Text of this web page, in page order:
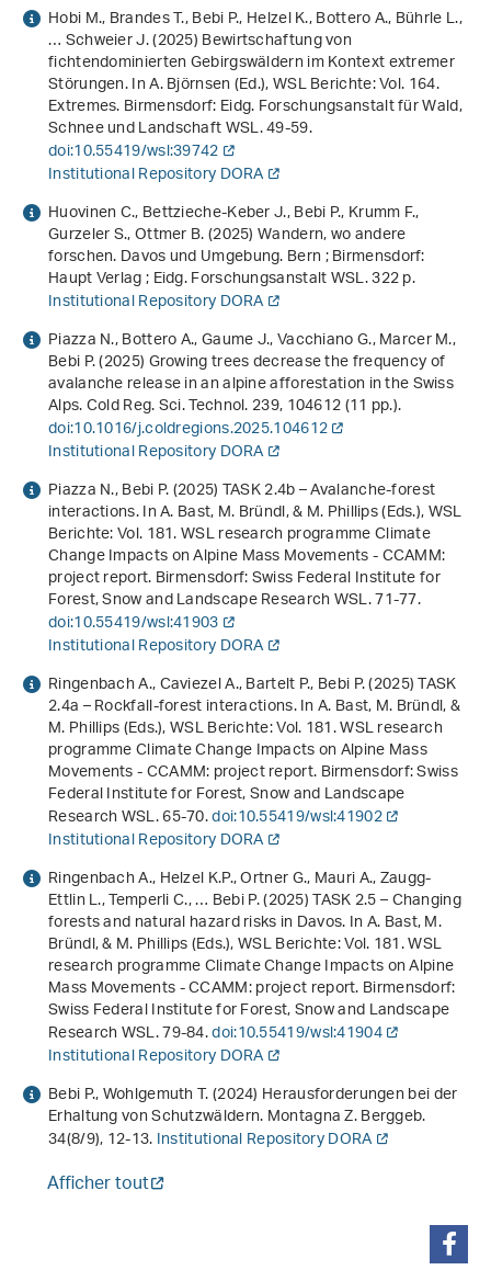
Hobi M., Brandes T., Bebi P., Helzel K., Bottero A., Bührle L.,
… Schweier J. (2025)Bewirtschaftung von
fichtendominierten Gebirgswäldern im Kontext extremer
Störungen. In A. Björnsen (Ed.),WSL Berichte: Vol. 164.
Extremes. Birmensdorf: Eidg. Forschungsanstalt für Wald,
Schnee und Landschaft WSL. 49-59.
doi:10.55419/wsl:39742
Institutional Repository DORA
Huovinen C., Bettzieche-Keber J., Bebi P., Krumm F.,
Gurzeler S., Ottmer B. (2025)Wandern, wo andere
forschen. Davos und Umgebung. Bern ; Birmensdorf:
Haupt Verlag ; Eidg. Forschungsanstalt WSL. 322 p.
Institutional Repository DORA
Piazza N., Bottero A., Gaume J., Vacchiano G., Marcer M.,
Bebi P. (2025) Growing trees decrease the frequency of
avalanche release in an alpine afforestation in the Swiss
Alps. Cold Reg. Sci. Technol.239, 104612 (11 pp.).
doi:10.1016/j.coldregions.2025.104612
Institutional Repository DORA
Piazza N., Bebi P. (2025) TASK 2.4b – Avalanche-forest
interactions. In A. Bast, M. Bründl, & M. Phillips (Eds.),WSL
Berichte: Vol. 181.WSL research programme Climate
Change Impacts on Alpine Mass Movements - CCAMM:
project report. Birmensdorf: Swiss Federal Institute for
Forest, Snow and Landscape Research WSL. 71-77.
doi:10.55419/wsl:41903
Institutional Repository DORA
Ringenbach A., Caviezel A., Bartelt P., Bebi P. (2025) TASK
2.4a – Rockfall-forest interactions. In A. Bast, M. Bründl, &
M. Phillips (Eds.),WSL Berichte: Vol. 181.WSL research
programme Climate Change Impacts on Alpine Mass
Movements - CCAMM: project report. Birmensdorf: Swiss
Federal Institute for Forest, Snow and Landscape
Research WSL. 65-70.doi:10.55419/wsl:41902
Institutional Repository DORA
Ringenbach A., Helzel K.P., Ortner G., Mauri A., Zaugg-
Ettlin L., Temperli C., … Bebi P. (2025) TASK 2.5 – Changing
forests and natural hazard risks in Davos. In A. Bast, M.
Bründl, & M. Phillips (Eds.),WSL Berichte: Vol. 181.WSL
research programme Climate Change Impacts on Alpine
Mass Movements - CCAMM: project report. Birmensdorf:
Swiss Federal Institute for Forest, Snow and Landscape
Research WSL. 79-84.doi:10.55419/wsl:41904
Institutional Repository DORA
Bebi P., Wohlgemuth T. (2024) Herausforderungen bei der
Erhaltung von Schutzwäldern. Montagna Z. Berggeb.
34(8/9), 12-13.Institutional Repository DORA
Afficher tout